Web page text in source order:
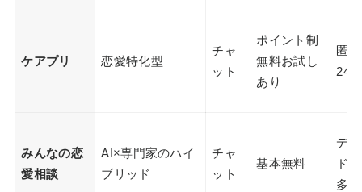
ケアプリ 恋愛特化型
チャ
ット
ポイント制
無料お試し
あり
匿
24
みんなの恋
愛相談
AI×専門家のハイ
ブリッド
チャ
ット
基本無料
デ
ド
多